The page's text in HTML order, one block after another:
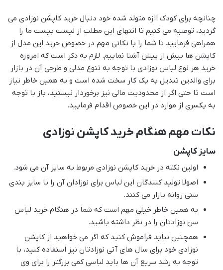
چنانچه برای کودک اازه متولد شده خود دنبال خرید کاپشن نوزادی می
گردید، توصیه می کنیم تا انتهای این مطلب از لیست بیست ما را
همراهی فرمایید تا شما را با نکاتی مهم در خصوص خرید این مدل از
کاپشن ها بیش از پیش آشنا نماییم. لازم به ذکر است که امروزه
خرید هر نوع لباس نوزادی با توجه به تنوع مدلی و طرحی آن در بازار
برای والدین تبدیل به یک کار سخت شده است و به همین خاطر نیاز
است تا حتی اگر از محدودیت مالی نیز برخوردار نیستید، باز با توجه
به یکسری از موارد در این خصوص اقدام فرمایید.
نکات مهم هنگام خرید کاپشن نوزادی
سایز کاپشن
اولین نکته در خرید کاپشن نوزادی مربوط به سایز آن می شود.
اصولا تولید کنندگان این لباس برای نوزادان آن را با سایز بندی
سنی روانه بازار می کنند.
به همین خاطر خیلی مهم است که شما در هنگام خرید لباس
سن نوزادتان را در نظر داشته باشید.
همچنین نباید فراموش کنید که اگر می خواهید از کاپشن
نوزادی خود برای سال های آتی نوزادتان نیز استفاده کنید، با
توجه به رشد سریع آن ها باید لباسی کمی بزرگتر را برای وی